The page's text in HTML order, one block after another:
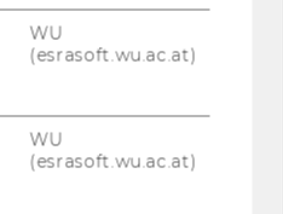
WU
(esrasoft.wu.ac.at)
WU
(esrasoft.wu.ac.at)